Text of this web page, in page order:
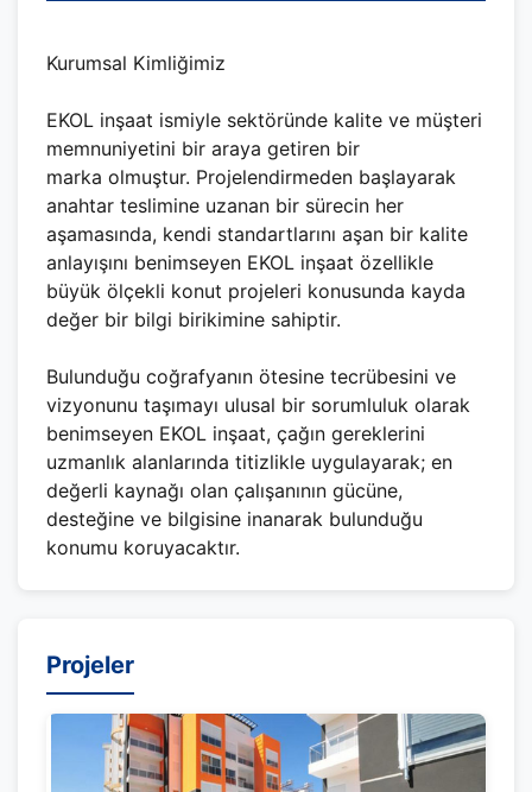
Kurumsal Kimliğimiz
EKOL inşaat ismiyle sektöründe kalite ve müşteri
memnuniyetini bir araya getiren bir
marka olmuştur. Projelendirmeden başlayarak
anahtar teslimine uzanan bir sürecin her
aşamasında, kendi standartlarını aşan bir kalite
anlayışını benimseyen EKOL inşaat özellikle
büyük ölçekli konut projeleri konusunda kayda
değer bir bilgi birikimine sahiptir.
Bulunduğu coğrafyanın ötesine tecrübesini ve
vizyonunu taşımayı ulusal bir sorumluluk olarak
benimseyen EKOL inşaat, çağın gereklerini
uzmanlık alanlarında titizlikle uygulayarak; en
değerli kaynağı olan çalışanının gücüne,
desteğine ve bilgisine inanarak bulunduğu
konumu koruyacaktır.
Projeler